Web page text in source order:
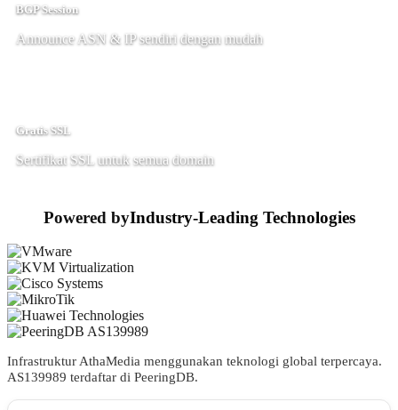
BGP Session
Announce ASN & IP sendiri dengan mudah
Gratis SSL
Sertifikat SSL untuk semua domain
Powered byIndustry-Leading Technologies
Infrastruktur AthaMedia menggunakan teknologi global terpercaya.
AS139989 terdaftar di PeeringDB.